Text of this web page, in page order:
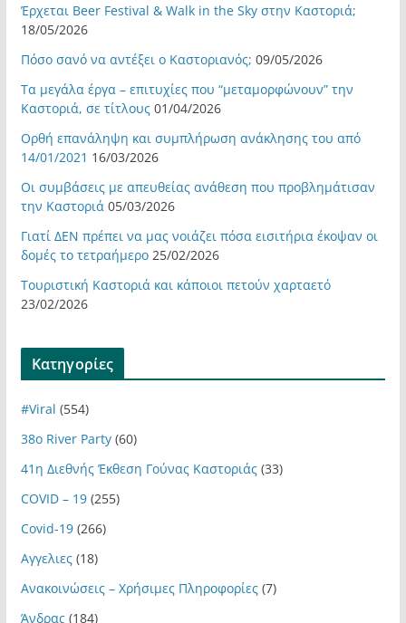
Έρχεται Beer Festival & Walk in the Sky στην Καστοριά;
18/05/2026
Πόσο σανό να αντέξει ο Καστοριανός; 09/05/2026
Τα μεγάλα έργα – επιτυχίες που “μεταμορφώνουν” την
Καστοριά, σε τίτλους 01/04/2026
Ορθή επανάληψη και συμπλήρωση ανάκλησης του από
14/01/2021 16/03/2026
Οι συμβάσεις με απευθείας ανάθεση που προβλημάτισαν
την Καστοριά 05/03/2026
Γιατί ΔΕΝ πρέπει να μας νοιάζει πόσα εισιτήρια έκοψαν οι
δομές το τετραήμερο 25/02/2026
Τουριστική Καστοριά και κάποιοι πετούν χαρταετό
23/02/2026
Kατηγορίες
#Viral (554)
38ο River Party(60)
41η Διεθνής Έκθεση Γούνας Καστοριάς(33)
COVID – 19(255)
Covid-19(266)
Αγγελιες(18)
Ανακοινώσεις – Χρήσιμες Πληροφορίες(7)
Άνδρας(184)